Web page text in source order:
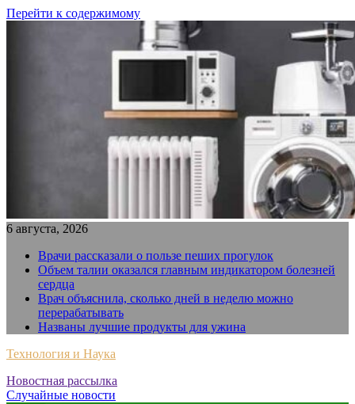
Перейти к содержимому
6 августа, 2026
Врачи рассказали о пользе пеших прогулок
Объем талии оказался главным индикатором болезней
сердца
Врач объяснила, сколько дней в неделю можно
перерабатывать
Названы лучшие продукты для ужина
Технология и Наука
Новостная рассылка
Случайные новости